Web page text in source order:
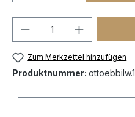
Zum Merkzettel hinzufügen
Produktnummer: ottoebbilw.1